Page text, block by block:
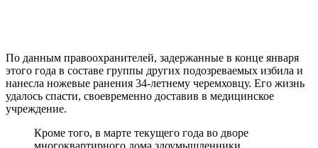
По данным правоохранителей, задержанные в конце января
этого года в составе группы других подозреваемых избила и
нанесла ножевые ранения 34-летнему черемховцу. Его жизнь
удалось спасти, своевременно доставив в медицинское
учреждение.
Кроме того, в марте текущего года во дворе